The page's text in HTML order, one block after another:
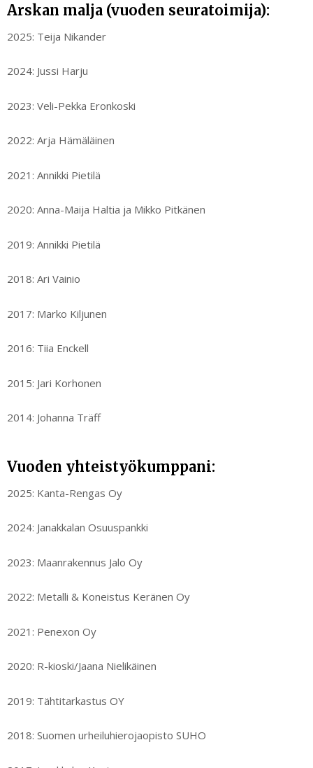
Arskan malja (vuoden seuratoimija):
2025: Teija Nikander
2024: Jussi Harju
2023: Veli-Pekka Eronkoski
2022: Arja Hämäläinen
2021: Annikki Pietilä
2020: Anna-Maija Haltia ja Mikko Pitkänen
2019: Annikki Pietilä
2018: Ari Vainio
2017: Marko Kiljunen
2016: Tiia Enckell
2015: Jari Korhonen
2014: Johanna Träff
Vuoden yhteistyökumppani:
2025: Kanta-Rengas Oy
2024: Janakkalan Osuuspankki
2023: Maanrakennus Jalo Oy
2022: Metalli & Koneistus Keränen Oy
2021: Penexon Oy
2020: R-kioski/Jaana Nielikäinen
2019: Tähtitarkastus OY
2018: Suomen urheiluhierojaopisto SUHO